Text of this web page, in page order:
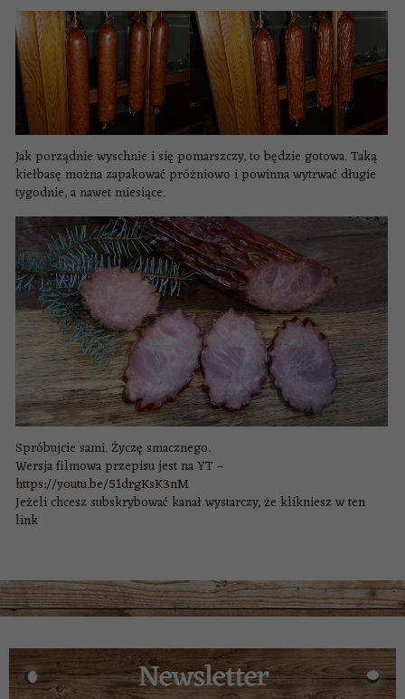
Jak porządnie wyschnie i się pomarszczy, to będzie gotowa. Taką
kiełbasę można zapakować próżniowo i powinna wytrwać długie
tygodnie, a nawet miesiące.
Spróbujcie sami. Życzę smacznego.
Wersja filmowa przepisu jest na YT –
https://youtu.be/51drgKsK3nM
Jeżeli chcesz subskrybować kanał wystarczy, że klikniesz wten
link